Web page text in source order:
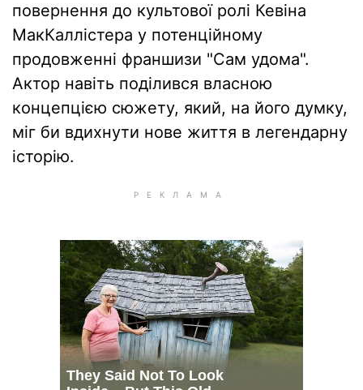
повернення до культової ролі Кевіна
МакКаллістера у потенційному
продовженні франшизи "Сам удома".
Актор навіть поділився власною
концепцією сюжету, який, на його думку,
міг би вдихнути нове життя в легендарну
історію.